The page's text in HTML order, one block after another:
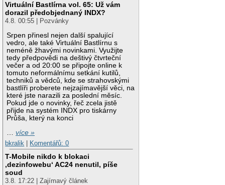
Virtuální Bastlírna vol. 65: Už vám
dorazil předobjednaný INDX?
4.8. 00:55 | Pozvánky
Srpen přinesl nejen další spalující
vedro, ale také Virtuální Bastlírnu s
neméně žhavými novinkami. Využijte
tedy předpovědi na deštivý čtvrteční
večer a od 20:00 se připojte online k
tomuto neformálnímu setkání kutilů,
techniků a vědců, kde se strahovskými
bastlíři proberete nejzajímavější věci, na
které jste narazili za poslední měsíc.
Pokud jde o novinky, řeč zcela jistě
přijde na systém INDX pro tiskárny
Průša, který na konci
…více »
bkralik
Komentářů: 0
T-Mobile nikdo k blokaci
‚dezinfowebu‘ AC24 nenutil, píše
soud
3.8. 17:22 | Zajímavý článek